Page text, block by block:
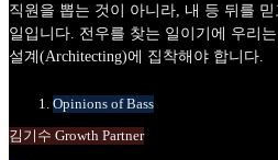
직원을 뽑는 것이 아니라, 내 등 뒤를
일입니다. 전우를 찾는 일이기에 우리
설계(Architecting)에 집착해야 합니다.
Opinions of Bass
김기수 Growth Partner